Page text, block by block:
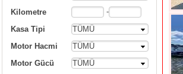
Kilometre
-
Kasa Tipi
TÜMÜ
Motor Hacmi
TÜMÜ
Motor Gücü
TÜMÜ